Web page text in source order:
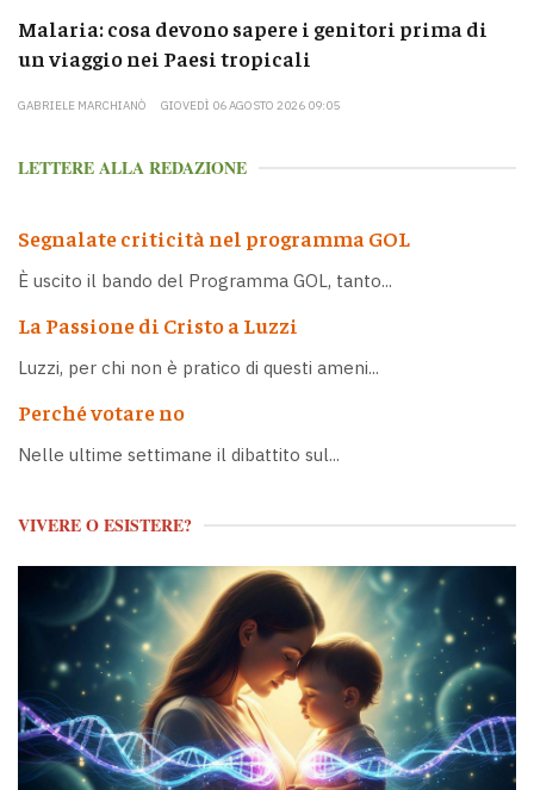
Malaria: cosa devono sapere i genitori prima di
un viaggio nei Paesi tropicali
GABRIELE MARCHIANÒ GIOVEDÌ 06 AGOSTO 2026 09:05
LETTERE ALLA REDAZIONE
Segnalate criticità nel programma GOL
È uscito il bando del Programma GOL, tanto...
La Passione di Cristo a Luzzi
Luzzi, per chi non è pratico di questi ameni...
Perché votare no
Nelle ultime settimane il dibattito sul...
VIVERE O ESISTERE?